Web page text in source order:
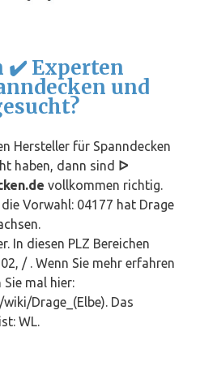
✔️ Experten
und
Hersteller für Spanndecken
haben, dann sind ᐅ
vollkommen richtig.
Vorwahl: 04177 hat Drage
.
In diesen PLZ Bereichen
/ . Wenn Sie mehr erfahren
mal hier:
Drage_(Elbe). Das
WL.